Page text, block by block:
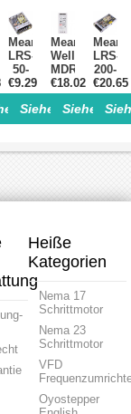
VDC
14,6
A
115/230
VAC
Geschlossenes
Schaltnetzteil
Fräser-
Kits
CNC-
Fräser-
Kits
Einzelheiten>
Meanwell
LRS-
50-
24
50
W
24
2,2
Geschlossenes
€9.29
Siehe
Mean
Well
MDR-
60-5
60
W 5
VDC
115/230
Netzteil
€18.02
Siehe
LRS-
200-
24
200
W
24
8,8
€20.65
Heiße
Kategorien
Nema 17
Schrittmotor
Nema 23
Schrittmotor
VFD
Oyostepper